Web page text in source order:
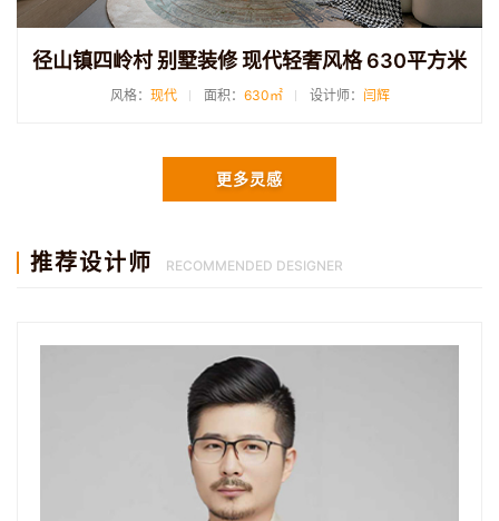
径山镇四岭村 别墅装修 现代轻奢风格 630平方米
风格： 现代 面积： 630㎡ 设计师： 闫辉
更多灵感
推荐设计师 RECOMMENDED DESIGNER